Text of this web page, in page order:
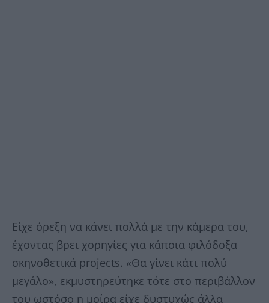
Είχε όρεξη να κάνει πολλά με την κάμερα του,
έχοντας βρει χορηγίες για κάποια φιλόδοξα
σκηνοθετικά projects. «Θα γίνει κάτι πολύ
μεγάλο», εκμυστηρεύτηκε τότε στο περιβάλλον
του ωστόσο η μοίρα είχε δυστυχώς άλλα